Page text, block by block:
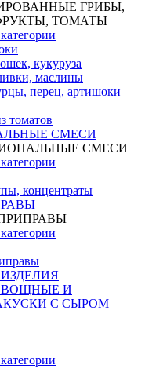
ГРИБЫ,
ТОМАТЫ
кукуруза
маслины
перец, артишоки
томатов
СМЕСИ
СМЕСИ
концентраты
И
С СЫРОМ